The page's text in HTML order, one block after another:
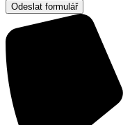
Odeslat formulář